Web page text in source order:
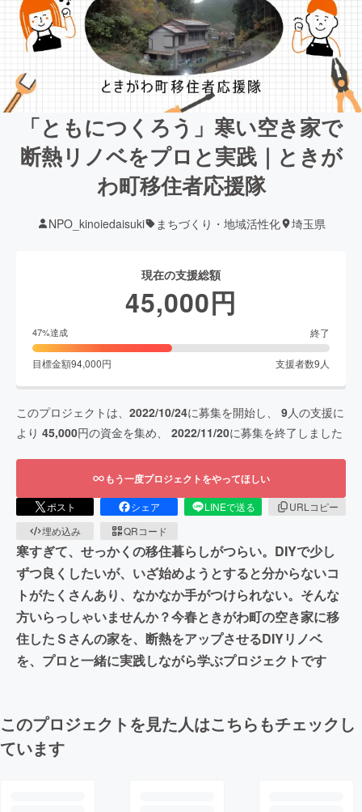
「ともにつくろう」寒い空き家で
断熱リノベをプロと実践｜ときが
わ町移住者応援隊
NPO_kinoiedaisuki まちづくり・地域活性化 埼玉県
現在の支援総額
45,000円
47%達成 終了
目標金額94,000円 支援者数9 人
このプロジェクトは、 2022/10/24に募集を開始し、 9人の支援に
より 45,000円の資金を集め、 2022/11/20に募集を終了しました
もう一度プロジェクトをやってほしい
ポスト シェア LINEで送る
URLコピー
埋め込み
QRコード
寒すぎて、せっかくの移住暮らしがつらい。DIYで少し
ずつ良くしたいが、いざ始めようとすると分からないコ
トがたくさんあり、なかなか手がつけられない。そんな
方いらっしゃいませんか？今春ときがわ町の空き家に移
住したＳさんの家を、断熱をアップさせるDIYリノベ
を、プロと一緒に実践しながら学ぶプロジェクトです
このプロジェクトを見た人はこちらもチェックし
ています